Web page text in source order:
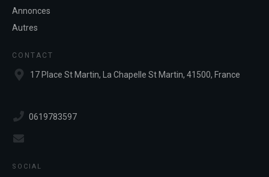
Annonces
Autres
CONTACT
17 Place St Martin, La Chapelle St Martin, 41500, France
0619783597
SOCIAL